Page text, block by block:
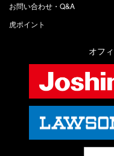
お問い合わせ・Q&A
虎ポイント
オフ